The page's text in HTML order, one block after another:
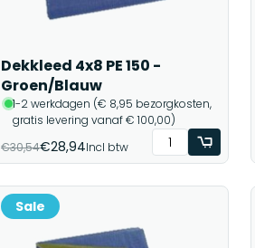
Dekkleed 4x8 PE 150 -
Groen/Blauw
1-2 werkdagen (€ 8,95 bezorgkosten,
gratis levering vanaf € 100,00)
€30,54€28,94Incl btw
Sale